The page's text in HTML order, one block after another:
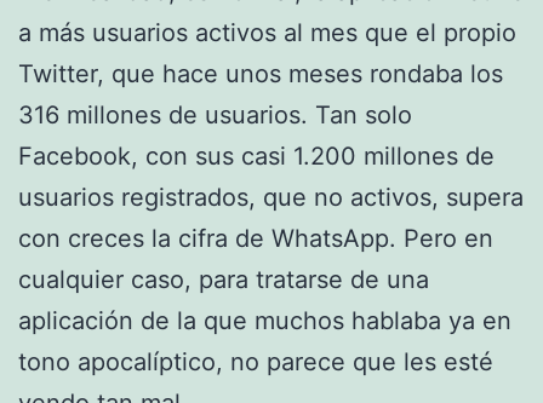
a más usuarios activos al mes que el propio
Twitter, que hace unos meses rondaba los
316 millones de usuarios. Tan solo
Facebook, con sus casi 1.200 millones de
usuarios registrados, que no activos, supera
con creces la cifra de WhatsApp. Pero en
cualquier caso, para tratarse de una
aplicación de la que muchos hablaba ya en
tono apocalíptico, no parece que les esté